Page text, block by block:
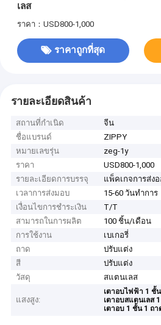
เลส
ราคา：USD800-1,000
ราคาถูกที่สุด
รายละเอียดสินค้า
สถานที่กำเนิด
จีน
ชื่อแบรนด์
ZIPPY
หมายเลขรุ่น
zeg-1y
ราคา
USD800-1,000
รายละเอียดการบรรจุ
แพ็คเกจการส่ง
เวลาการส่งมอบ
15-60 วันทำการ
เงื่อนไขการชำระเงิน
T/T
สามารถในการผลิต
100 ชิ้น/เดือน
การใช้งาน
เบเกอรี่
ถาด
ปรับแต่ง
สี
ปรับแต่ง
วัสดุ
สแตนเลส
แสงสูง:
เตาอบไฟฟ้า 1 ชั้
เตาอบสแตนเลส
เตาอบ 1 ชั้น 1 ถ